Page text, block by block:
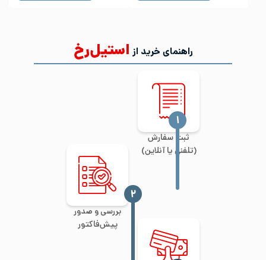
راهنمای خرید از استیل‌رخ
ثبت سفارش
(تلفنی یا آنلاین)
‍۱
بررسی و صدور
پیش‌فاکتور
‍۲